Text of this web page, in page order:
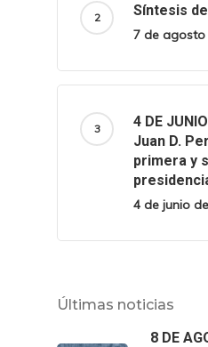
Síntesis
7 de agosto
4 DE
Juan D.
primera y
4 de junio
Últimas noticias
8 DE